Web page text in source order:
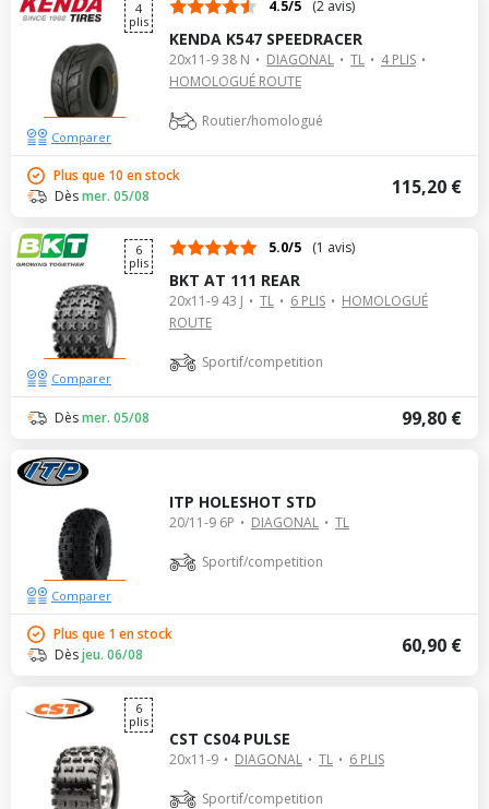
4
plis
4.5/5 (2 avis)
KENDA K547 SPEEDRACER
20x11-9 38 N DIAGONAL TL
4 PLIS
HOMOLOGUÉ ROUTE
Routier/homologué
115,20 €
Plus que 10 en stock
Dèsmer. 05/08
Comparer
6
plis
5.0/5 (1 avis)
BKT AT 111 REAR
20x11-9 43 J TL 6 PLIS
HOMOLOGUÉ
ROUTE
Sportif/competition
99,80 €
Dèsmer. 05/08
Comparer
ITP HOLESHOT STD
20/11-9 6P DIAGONAL TL
Sportif/competition
60,90 €
Plus que 1 en stock
Dèsjeu. 06/08
Comparer
6
plis
CST CS04 PULSE
20x11-9 DIAGONAL TL 6 PLIS
Sportif/competition